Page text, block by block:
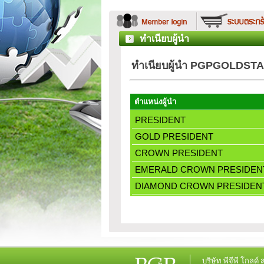
ทำเนียบผู้นำ
ทำเนียบผู้นำ
ตำแหน่งผู้นำ
PRESIDENT
GOLD PRESIDENT
CROWN PRESIDENT
EMERALD CROWN
DIAMOND CROWN
บริษัท พีจีพี โกลด์